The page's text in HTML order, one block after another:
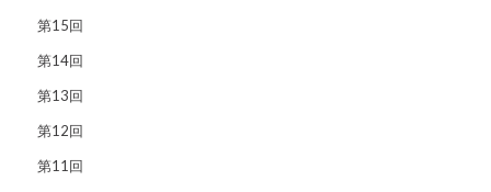
第15回
第14回
第13回
第12回
第11回